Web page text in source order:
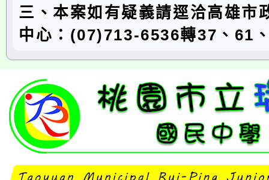
三、本案如有疑義請逕洽高雄市
中心：(07)713-6536轉37、61